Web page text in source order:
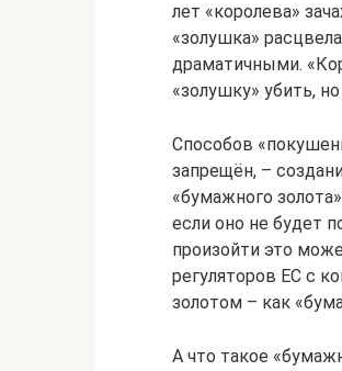
лет «королева»
«золушка»
драматичными.
«золушку» убить,
Способов
запрещён, –
«бумажного
если оно не будет
произойти это
регуляторов ЕС с
золотом – как
А что такое